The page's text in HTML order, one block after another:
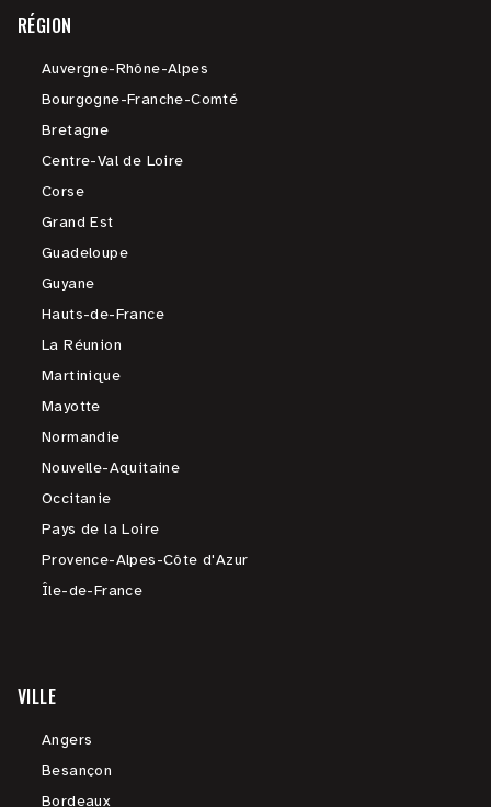
RÉGION
Auvergne-Rhône-Alpes
Bourgogne-Franche-Comté
Bretagne
Centre-Val de Loire
Corse
Grand Est
Guadeloupe
Guyane
Hauts-de-France
La Réunion
Martinique
Mayotte
Normandie
Nouvelle-Aquitaine
Occitanie
Pays de la Loire
Provence-Alpes-Côte d'Azur
Île-de-France
VILLE
Angers
Besançon
Bordeaux